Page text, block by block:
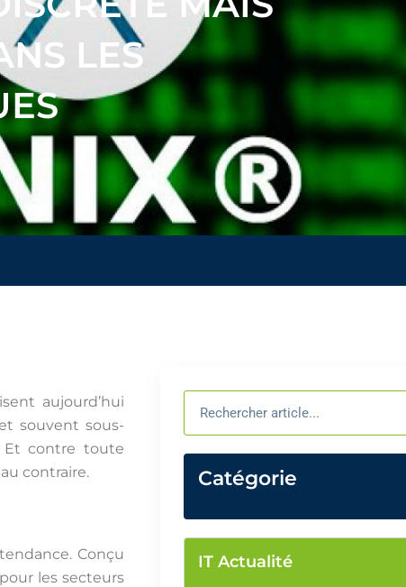
LES
aujourd’hui
souvent sous-
contre toute
contraire.
Conçu
les secteurs
Catégorie
IT Actualité